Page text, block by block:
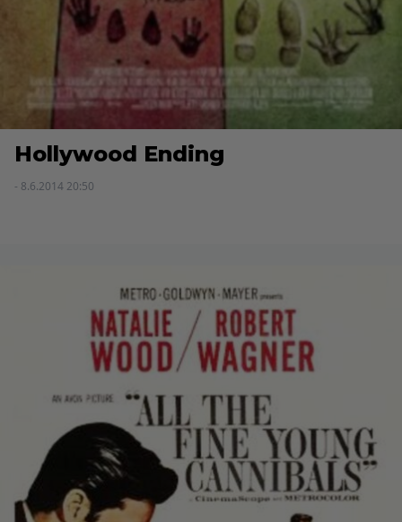
Hollywood Ending
- 8.6.2014 20:50